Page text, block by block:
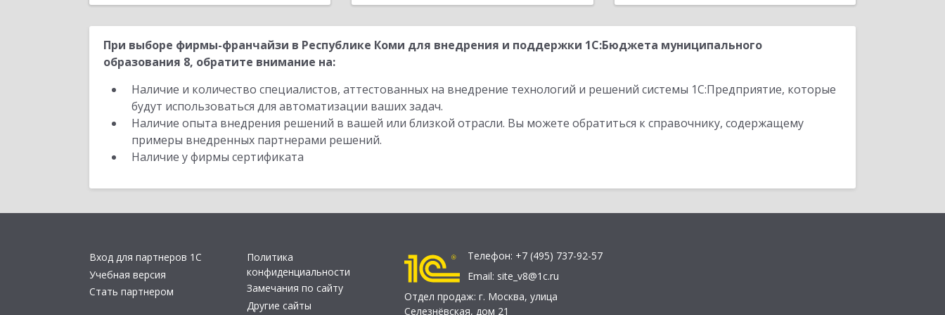
При выборе фирмы-франчайзи в Республике Коми для внедрения и поддержки 1С:Бюджета муниципального
образования 8, обратите внимание на:
Наличие и количество специалистов, аттестованных на внедрение технологий и решений системы 1С:Предприятие, которые
будут использоваться для автоматизации ваших задач.
Наличие опыта внедрения решений в вашей или близкой отрасли. Вы можете обратиться к справочнику, содержащему
примеры внедренных партнерами решений.
Наличие у фирмы сертификата
Вход для партнеров 1С
Учебная версия
Стать партнером
Политика
конфиденциальности
Замечания по сайту
Другие сайты
Телефон: +7 (495) 737-92-57
Email: site_v8@1c.ru
Отдел продаж: г. Москва, улица
Селезнёвская, дом 21